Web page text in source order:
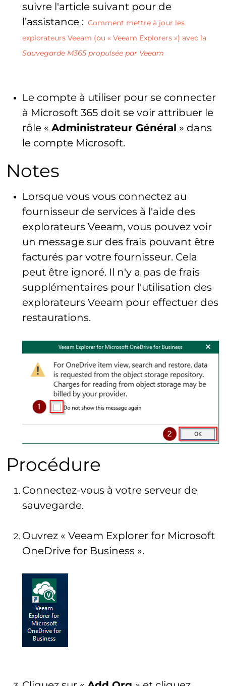
suivre l'article suivant pour de
l’assistance : Comment mettre à jour les
explorateurs Veeam (ou « Veeam Explorers ») avec la
Sauvegarde M365 propulsée par Veeam
Le compte à utiliser pour se connecter
à Microsoft 365 doit se voir attribuer le
rôle « Administrateur Général » dans
le compte Microsoft.
Notes
Lorsque vous vous connectez au
fournisseur de services à l'aide des
explorateurs Veeam, vous pouvez voir
un message sur des frais pouvant être
facturés par votre fournisseur. Cela
peut être ignoré. Il n'y a pas de frais
supplémentaires pour l'utilisation des
explorateurs Veeam pour effectuer des
restaurations.
Procédure
Connectez-vous à votre serveur de
sauvegarde.
Ouvrez « Veeam Explorer for Microsoft
OneDrive for Business ».